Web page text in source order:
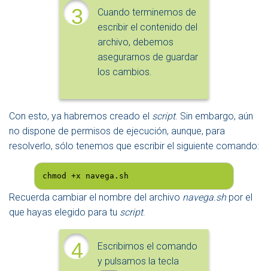
3
Cuando terminemos de
escribir el contenido del
archivo, debemos
asegurarnos de guardar
los cambios.
Con esto, ya habremos creado el script. Sin embargo, aún
no dispone de permisos de ejecución, aunque, para
resolverlo, sólo tenemos que escribir el siguiente comando:
chmod +x navega.sh
Recuerda cambiar el nombre del archivo navega.shpor el
que hayas elegido para tu script.
4
Escribimos el comando
y pulsamos la tecla